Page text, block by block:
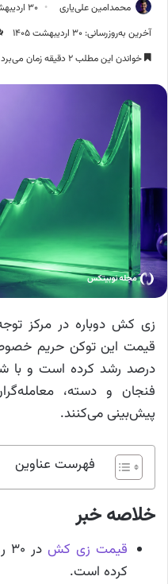
محمدامین علی‌یاری
۳۰ اردیبهشت ۱۴۰۵
آخرین به‌روزرسانی: ۳۰ اردیبهشت ۱۴۰۵
خواندن این مطلب ۲ دقیقه زمان می‌برد
زی کش دوباره در مرکز توجه
درصد رشد کرده است و با
فنجان و دسته،
پیش‌بینی می‌کنند.
فهرست عناوین
خلاصه خبر
قیمت زی کش
کرده است.